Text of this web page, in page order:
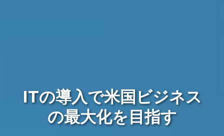
ITの導入で米国ビジネス
の最大化を目指す